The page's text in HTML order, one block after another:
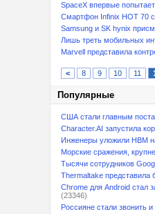
SpaceX впервые
Смартфон Infinix HOT 70 с
Samsung и SK hynix
Лишь треть мобильных
Marvell представила
< 8 9 10 11
Популярные
США стали главным
Character.AI запустила
Инженеры уложили HBM
Морские сражения,
Тысячи сотрудников
Thermaltake представила
Chrome для Android стал
(23346)
Россияне стали звонить и